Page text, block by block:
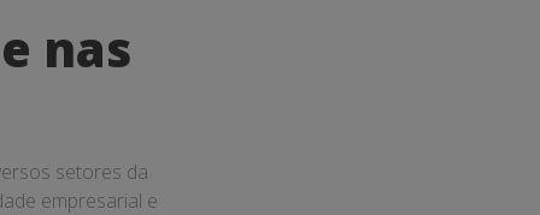
nas
setores da
empresarial e